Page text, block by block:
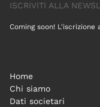
ISCRIVITI ALLA
Coming soon!
Home
Chi siamo
Dati societari